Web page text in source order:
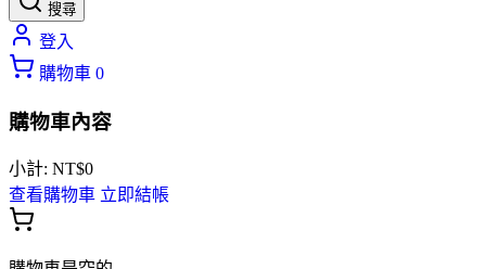
搜尋
登入
購物車 0
購物車內容
小計: NT$0
查看購物車 立即結帳